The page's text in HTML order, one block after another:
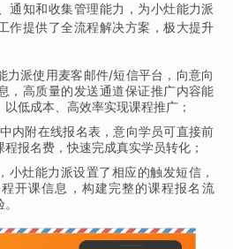
通知和收集管理能力，为小灶能力派
作提供了全流程解决方案，极大提升
力派使用麦客邮件/短信平台，向意向
，高质量的发送通道保证推广内容能
低成本、高效率实现课程推广；
内附在线报名表，意向学员可直接前
报名费，快速完成真实学员转化；
小灶能力派设置了相应的触发短信，
开课信息，构建完整的课程报名流